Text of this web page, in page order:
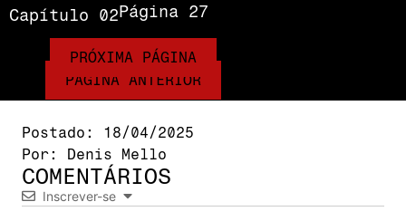
Capítulo 02Página 27
PÁGINA ANTERIOR
PRÓXIMA PÁGINA
Postado:
18/04/2025
Por:
Denis Mello
COMENTÁRIOS
Inscrever-se